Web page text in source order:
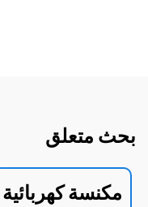
بحث متعلق
مكنسة كهربائية